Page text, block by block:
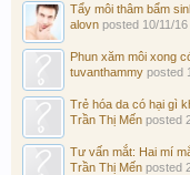
Tẩy môi thâm bẩm
alovn posted 10/11/16
Phun xăm môi xong
tuvanthammy posted
Trẻ hóa da có hại gì
Trần Thị Mến posted
Tư vấn mắt: Hai mí
Trần Thị Mến posted